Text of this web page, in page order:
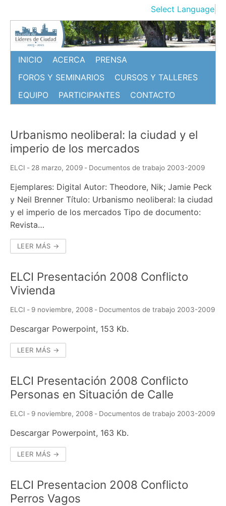
contenido
Select Language
INICIO ACERCA
PRENSA
FOROS Y SEMINARIOS
CURSOS Y TALLERES
EQUIPO
PARTICIPANTES CONTACTO
Urbanismo neoliberal: la ciudad y el
imperio de los mercados
ELCI - 28 marzo, 2009 - Documentos de trabajo 2003-2009
Ejemplares: Digital Autor: Theodore, Nik; Jamie Peck
y Neil Brenner Título: Urbanismo neoliberal: la ciudad
y el imperio de los mercados Tipo de documento:
Revista…
LEER MÁS →
ELCI Presentación 2008 Conflicto
Vivienda
ELCI - 9 noviembre, 2008 - Documentos de trabajo 2003-2009
Descargar Powerpoint, 153 Kb.
LEER MÁS →
ELCI Presentación 2008 Conflicto
Personas en Situación de Calle
ELCI - 9 noviembre, 2008 - Documentos de trabajo 2003-2009
Descargar Powerpoint, 163 Kb.
LEER MÁS →
ELCI Presentacion 2008 Conflicto
Perros Vagos